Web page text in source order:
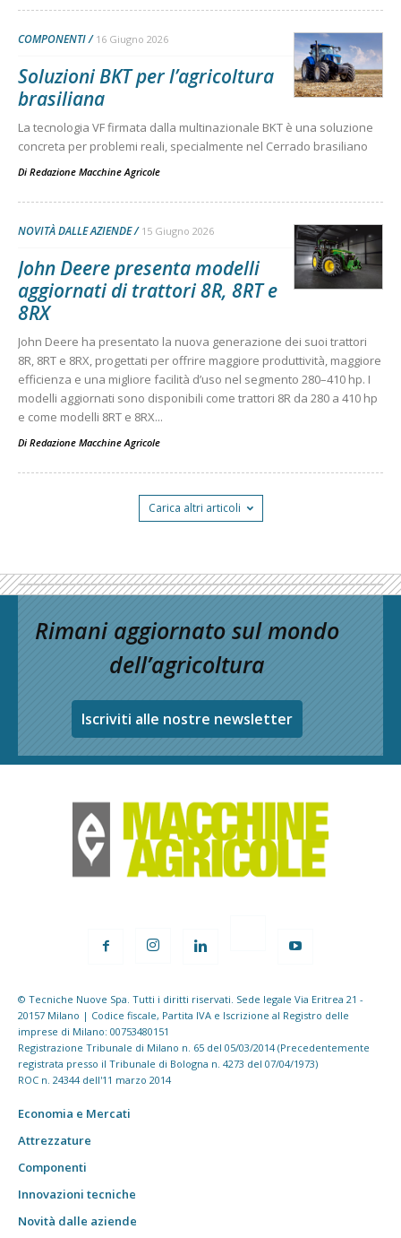
COMPONENTI 16 Giugno 2026
Soluzioni BKT per l’agricoltura
brasiliana
La tecnologia VF firmata dalla multinazionale BKT è una soluzione
concreta per problemi reali, specialmente nel Cerrado brasiliano
Di Redazione Macchine Agricole
NOVITÀ DALLE AZIENDE 15 Giugno 2026
John Deere presenta modelli
aggiornati di trattori 8R, 8RT e
8RX
John Deere ha presentato la nuova generazione dei suoi trattori
8R, 8RT e 8RX, progettati per offrire maggiore produttività, maggiore
efficienza e una migliore facilità d’uso nel segmento 280–410 hp. I
modelli aggiornati sono disponibili come trattori 8R da 280 a 410 hp
e come modelli 8RT e 8RX...
Di Redazione Macchine Agricole
Carica altri articoli
Rimani aggiornato sul mondo
dell’agricoltura
Iscriviti alle nostre newsletter
© Tecniche Nuove Spa. Tutti i diritti riservati. Sede legale Via Eritrea 21 -
20157 Milano | Codice fiscale, Partita IVA e Iscrizione al Registro delle
imprese di Milano: 00753480151
Registrazione Tribunale di Milano n. 65 del 05/03/2014 (Precedentemente
registrata presso il Tribunale di Bologna n. 4273 del 07/04/1973)
ROC n. 24344 dell'11 marzo 2014
Economia e Mercati
Attrezzature
Componenti
Innovazioni tecniche
Novità dalle aziende